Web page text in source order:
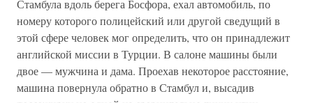
Стамбула вдоль берега Босфора, ехал автомобиль, по
номеру которого полицейский или другой сведущий в
этой сфере человек мог определить, что он принадлежит
английской миссии в Турции. В салоне машины были
двое — мужчина и дама. Проехав некоторое расстояние,
машина повернула обратно в Стамбул и, высадив